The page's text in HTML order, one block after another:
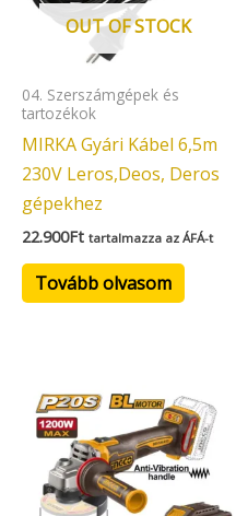
OUT OF STOCK
04. Szerszámgépek és
tartozékok
MIRKA Gyári Kábel 6,5m
230V Leros,Deos, Deros
gépekhez
22.900Ft tartalmazza az ÁFÁ-t
Tovább olvasom